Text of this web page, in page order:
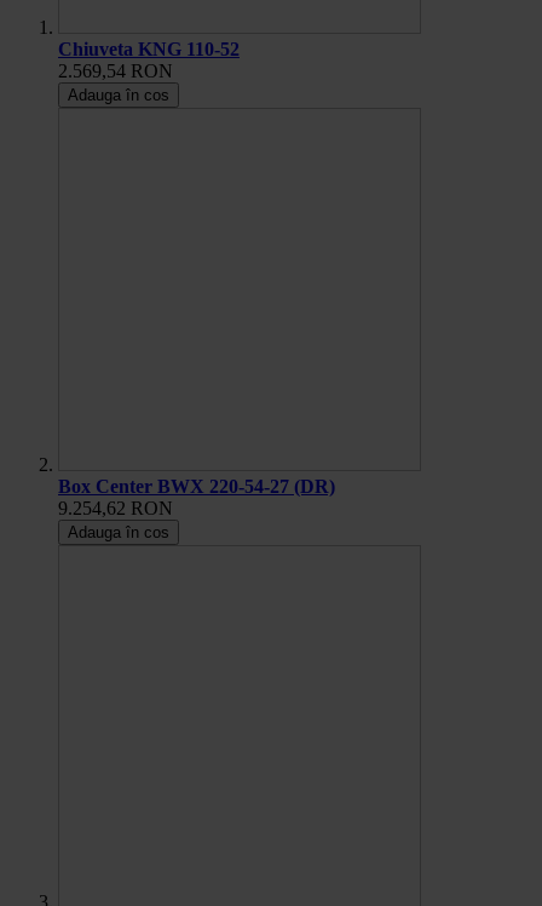
Chiuveta KNG 110-52
2.569,54 RON
Adauga în cos
Box Center BWX 220-54-27 (DR)
9.254,62 RON
Adauga în cos